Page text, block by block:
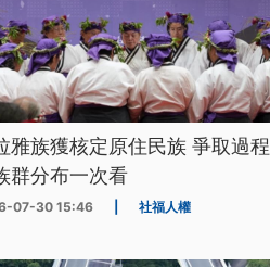
雅族獲核定原住民族 爭取過程
群分布一次看
07-30 15:46 社福人權